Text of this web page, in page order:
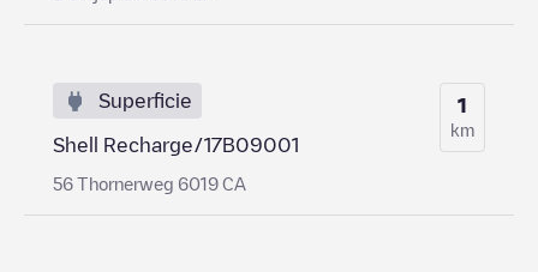
Superficie
Shell Recharge/17B09001
56 Thornerweg 6019 CA
1
km